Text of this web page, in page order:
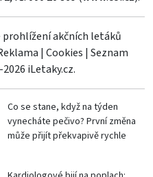
akčních letáků
| Cookies | Seznam
iLetaky.cz.
Co se stane, když na týden
vynecháte pečivo? První změna
může přijít překvapivě rychle